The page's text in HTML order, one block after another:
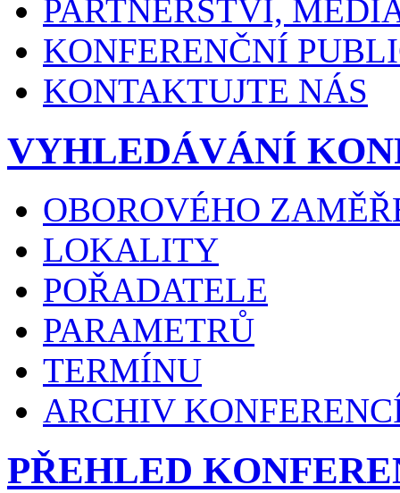
PARTNERSTVÍ,
KONFERENČNÍ
KONTAKTUJTE NÁS
VYHLEDÁVÁNÍ
OBOROVÉHO
LOKALITY
POŘADATELE
PARAMETRŮ
TERMÍNU
ARCHIV
PŘEHLED